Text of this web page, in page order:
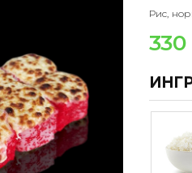
Рис,
330